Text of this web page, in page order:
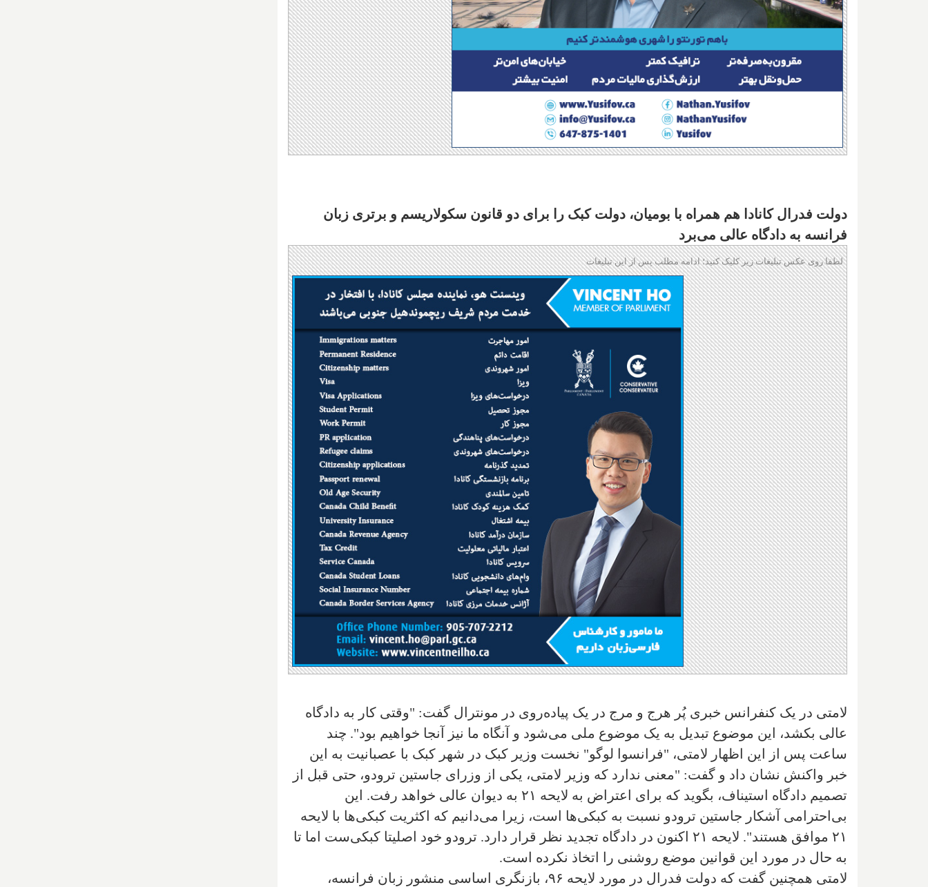
دولت فدرال کانادا هم همراه با بومیان، دولت کبک را برای دو قانون سکولاریسم و برتری زبان
فرانسه به دادگاه عالی می‌برد
لطفا روی عکس تبلیغات زیر کلیک کنید؛ ادامه مطلب پس از این تبلیغات
لامتی در یک کنفرانس خبری پُر هرج و مرج در یک پیاده‌روی در مونترال گفت: "وقتی کار به دادگاه
عالی بکشد، این موضوع تبدیل به یک موضوع ملی می‌شود و آنگاه ما نیز آنجا خواهیم بود". چند
ساعت پس از این اظهار لامتی، "فرانسوا لوگو" نخست وزیر کبک در شهر کبک با عصبانیت به این
خبر واکنش نشان داد و گفت: "معنی ندارد که وزیر لامتی، یکی از وزرای جاستین ترودو، حتی قبل از
تصمیم دادگاه استیناف، بگوید که برای اعتراض به لایحه ۲۱ به دیوان عالی خواهد رفت. این
بی‌احترامی آشکار جاستین ترودو نسبت به کبکی‌ها است، زیرا می‌دانیم که اکثریت کبکی‌ها با لایحه
۲۱ موافق هستند". لایحه ۲۱ اکنون در دادگاه تجدید نظر قرار دارد. ترودو خود اصلیتا کبکی‌ست اما تا
به حال در مورد این قوانین موضع روشنی را اتخاذ نکرده است.
لامتی همچنین گفت که دولت فدرال در مورد لایحه ۹۶، بازنگری اساسی منشور زبان فرانسه،